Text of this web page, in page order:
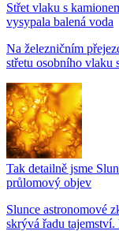
Střet vlaku s
vysypala balená voda
Na železničním
střetu osobního vlaku
Tak detailně jsme
průlomový objev
Slunce astronomové
skrývá řadu